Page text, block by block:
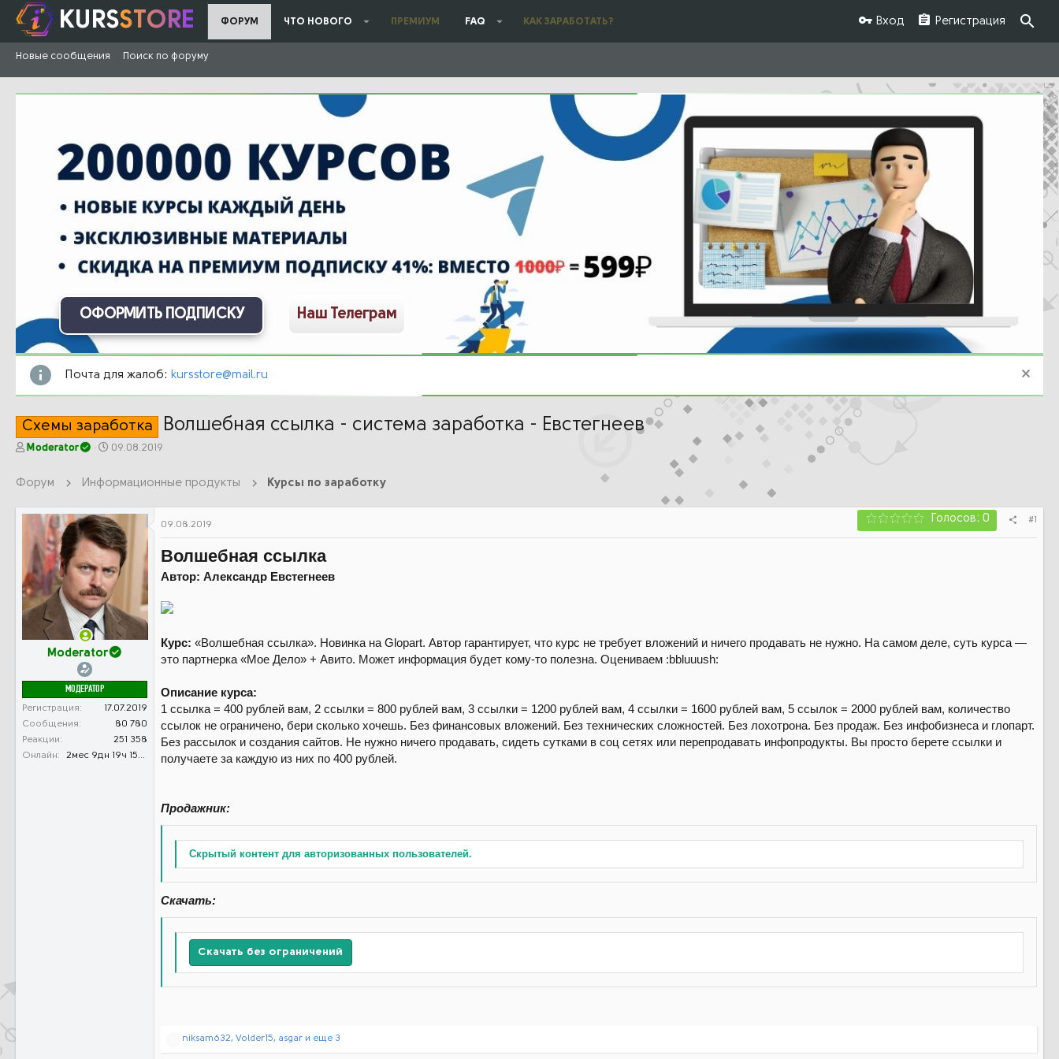
KURSSTORE ФОРУМ ЧТО НОВОГО ПРЕМИУМ FAQ КАК ЗАРАБОТАТЬ? Вход Регистрация
Новые сообщения Поиск по форуму
ОФОРМИТЬ ПОДПИСКУ Наш Телеграм
Почта для жалоб: kursstore@mail.ru
Схемы заработка Волшебная ссылка - система заработка - Евстегнеев
А
о
Moderator
Д
а
а
ч
а
а
09.08.2019
Форум Информационные продукты Курсы по заработку
Moderator
МОДЕРАТОР
Регистрация
17.07.2019
Сообщения
80 780
Реакции
251 358
Онлайн
2мес 9дн 19ч 15м 34с
09.08.2019 Голосов: 0 #1
Волшебная ссылка
Автор: Александр Евстегнеев
Курс: «Волшебная ссылка». Новинка на Glopart. Автор гарантирует, что курс не требует вложений и ничего продавать не нужно. На самом деле, суть курса —
это партнерка «Мое Дело» + Авито. Может информация будет кому-то полезна. Оцениваем :bbluuush:
Описание курса:
1 ссылка = 400 рублей вам, 2 ссылки = 800 рублей вам, 3 ссылки = 1200 рублей вам, 4 ссылки = 1600 рублей вам, 5 ссылок = 2000 рублей вам, количество
ссылок не ограничено, бери сколько хочешь. Без финансовых вложений. Без технических сложностей. Без лохотрона. Без продаж. Без инфобизнеса и глопарт.
Без рассылок и создания сайтов. Не нужно ничего продавать, сидеть сутками в соц сетях или перепродавать инфопродукты. Вы просто берете ссылки и
получаете за каждую из них по 400 рублей.
Продажник:
Скрытый контент для авторизованных пользователей.
Скачать:
Скачать без ограничений
Рniksam632, Volder15, asgar и еще 3